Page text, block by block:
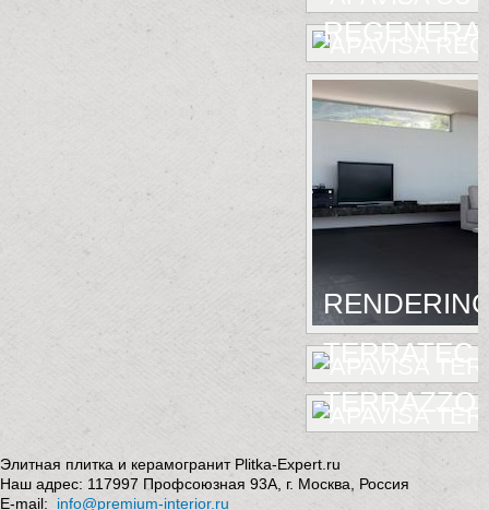
TERRATEC
TERRAZZO
Элитная плитка и керамогранит Plitka-Expert.ru
Наш адрес: 117997 Профсоюзная 93А г. Москва
Россия
E-mail:
info@premium-interior.ru